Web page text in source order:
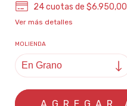
24cuotas de$6.950,00
Ver más detalles
MOLIENDA